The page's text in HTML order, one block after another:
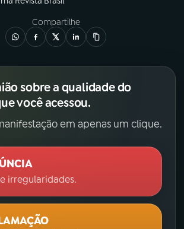
Compartilhe
sobre a qualidade do
você acessou.
em apenas um clique.
irregularidades.